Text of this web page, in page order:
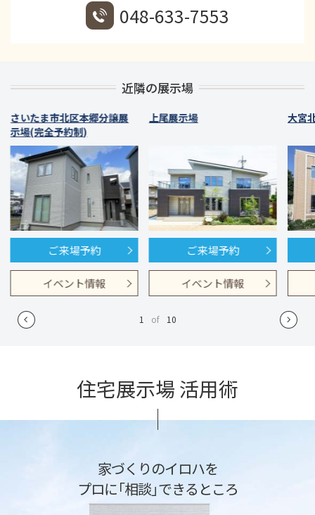
048-633-7553
近隣の展示場
さいたま市北区本郷分譲展
示場(完全予約制)
ご来場予約
イベント情報
上尾展示場
ご来場予約
イベント情報
大宮
1 of 10
住宅展示場 活用術
家づくりのイロハを
プロに「相談」できるところ